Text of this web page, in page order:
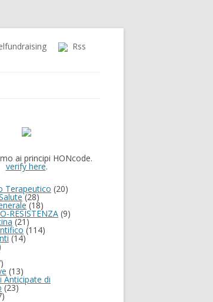
Rss
ai principi HONcode.
verify here.
Terapeutico (20)
(28)
(18)
RESISTENZA (9)
(21)
(114)
(14)
(13)
Anticipate di
(23)